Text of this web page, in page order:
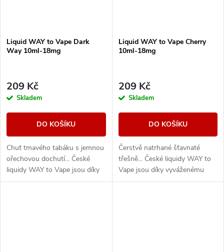
Liquid WAY to Vape Dark
Way 10ml-18mg
209 Kč
Skladem
DO KOŠÍKU
Chuť tmavého tabáku s jemnou
ořechovou dochutí... České
liquidy WAY to Vape jsou díky
vyváženému poměru složek
Liquid WAY to Vape Cherry
10ml-18mg
209 Kč
Skladem
DO KOŠÍKU
Čerstvě natrhané šťavnaté
třešně... České liquidy WAY to
Vape jsou díky vyváženému
poměru složek 50PG/50VG